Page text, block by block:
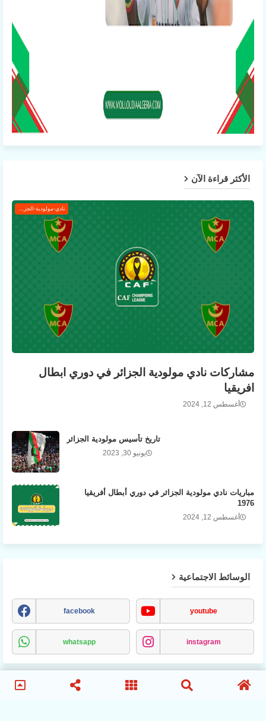
الأكثر قراءة الآن
مشاركات نادي مولودية الجزائر في دوري ابطال
افريقيا
أغسطس 12, 2024
تاريخ تأسيس مولودية الجزائر
يونيو 30, 2023
مباريات نادي مولودية الجزائر في دوري أبطال أفريقيا
1976
أغسطس 12, 2024
الوسائط الاجتماعية
facebook youtube
whatsapp instagram